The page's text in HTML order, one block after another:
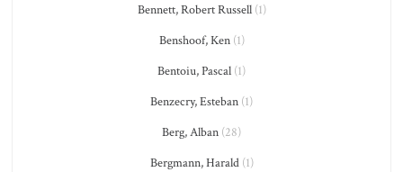
Bennett, Robert Russell(1)
Benshoof, Ken(1)
Bentoiu, Pascal (1)
Benzecry, Esteban (1)
Berg, Alban (28)
Bergmann, Harald(1)